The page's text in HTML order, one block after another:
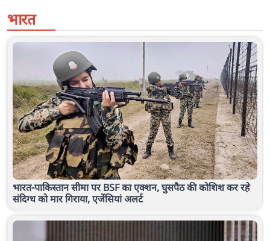
भारत
भारत-पाकिस्तान सीमा पर BSF का एक्शन, घुसपैठ की कोशिश कर रहे
संदिग्ध को मार गिराया, एजेंसियां अलर्ट